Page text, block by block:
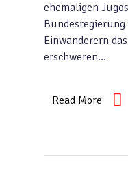
ehemaligen
Einwanderern
erschweren…
Read More